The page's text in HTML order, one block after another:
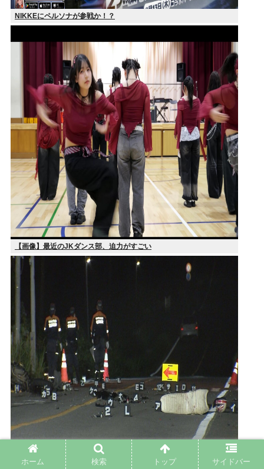
NIKKEにペルソナが参戦か！？
【画像】最近のJKダンス部、迫力がすごい
ホーム 検索 トップ サイドバー